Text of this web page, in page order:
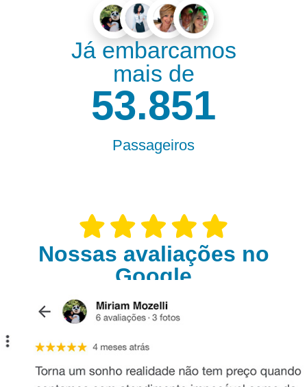
Já embarcamos
mais de
Passageiros
55.000
Nossas avaliações no
Google